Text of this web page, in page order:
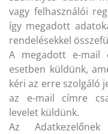
vagy felhasználói
így megadott
rendelésekkel
A megadott e-mail
esetben küldünk,
kéri az erre szolgáló
az e-mail címre
levelet küldünk.
Az